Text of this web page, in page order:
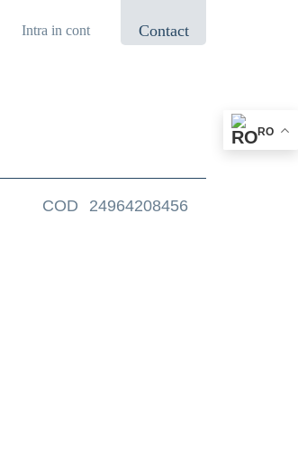
Intra in cont Contact
COD 24964208456
RO